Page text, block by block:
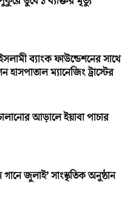
ব্যাংক ফাউন্ডেশনের সাথে
হাসপাতাল ম্যানেজিং ট্রাস্টের
আড়ালে ইয়াবা পাচার
গানে জুলাই’ সাংস্কৃতিক অনুষ্ঠান